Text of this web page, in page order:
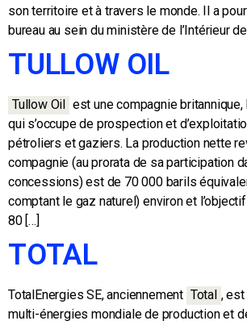
son territoire et à travers le monde. Il a
bureau au sein du ministère de l’Intérieur
TULLOW OIL
Tullow Oil est une compagnie
qui s’occupe de prospection et
pétroliers et gaziers. La production nette
compagnie (au prorata de sa participation
concessions) est de 70 000 barils
comptant le gaz naturel) environ et
80 […]
TOTAL
TotalEnergies SE, anciennement Total ,est
multi-énergies mondiale de production et